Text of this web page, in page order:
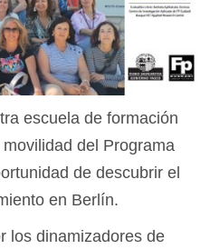
escuela de formación
del Programa
de descubrir el
en Berlín.
los dinamizadores de